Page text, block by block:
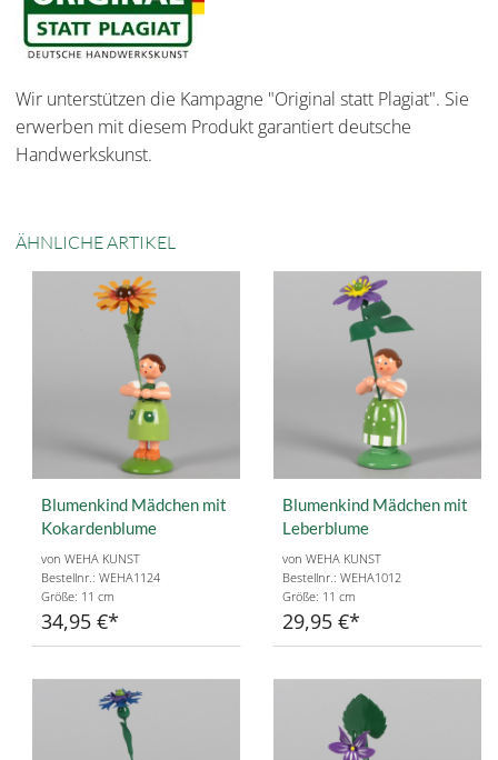
Wir unterstützen die Kampagne "Original statt Plagiat". Sie
erwerben mit diesem Produkt garantiert deutsche
Handwerkskunst.
ÄHNLICHE ARTIKEL
Blumenkind Mädchen mit
Kokardenblume
von WEHA KUNST
Bestellnr.: WEHA1124
Größe: 11 cm
34,95 €
Blumenkind Mädchen mit
Leberblume
von WEHA KUNST
Bestellnr.: WEHA1012
Größe: 11 cm
29,95 €